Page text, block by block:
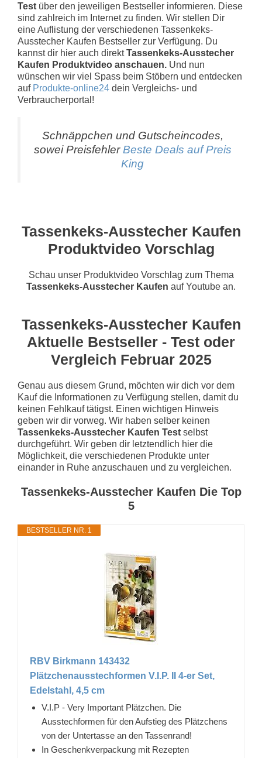
Test über den jeweiligen Bestseller informieren. Diese
sind zahlreich im Internet zu finden. Wir stellen Dir
eine Auflistung der verschiedenen Tassenkeks-
Ausstecher Kaufen Bestseller zur Verfügung. Du
kannst dir hier auch direktTassenkeks-Ausstecher
Kaufen Produktvideo anschauen. Und nun
wünschen wir viel Spass beim Stöbern und entdecken
auf Produkte-online24 dein Vergleichs- und
Verbraucherportal!
Schnäppchen und Gutscheincodes,
sowei Preisfehler Beste Deals auf Preis
King
Tassenkeks-Ausstecher Kaufen
Produktvideo Vorschlag
Schau unser Produktvideo Vorschlag zum Thema
Tassenkeks-Ausstecher Kaufen auf Youtube an.
Tassenkeks-Ausstecher Kaufen
Aktuelle Bestseller - Test oder
Vergleich Februar 2025
Genau aus diesem Grund, möchten wir dich vor dem
Kauf die Informationen zu Verfügung stellen, damit du
keinen Fehlkauf tätigst. Einen wichtigen Hinweis
geben wir dir vorweg. Wir haben selber keinen
Tassenkeks-Ausstecher Kaufen Test selbst
durchgeführt. Wir geben dir letztendlich hier die
Möglichkeit, die verschiedenen Produkte unter
einander in Ruhe anzuschauen und zu vergleichen.
Tassenkeks-Ausstecher Kaufen Die Top
5
BESTSELLER NR. 1
RBV Birkmann 143432
Plätzchenausstechformen V.I.P. II 4-er Set,
Edelstahl, 4,5 cm
V.I.P - Very Important Plätzchen. Die
Ausstechformen für den Aufstieg des Plätzchens
von der Untertasse an den Tassenrand!
In Geschenkverpackung mit Rezepten